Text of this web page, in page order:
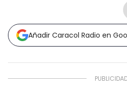
Añadir Caracol Radio en